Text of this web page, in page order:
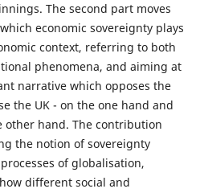
The second part moves
economic sovereignty plays
context, referring to both
phenomena, and aiming at
narrative which opposes the
the UK - on the one hand and
other hand. The contribution
the notion of sovereignty
of globalisation,
different social and